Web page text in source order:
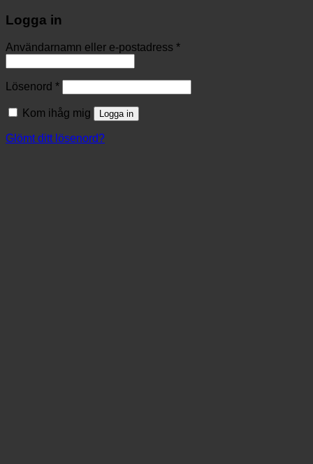
Logga in
Användarnamn eller e-postadress *
Lösenord *
Kom ihåg mig Logga in
Glömt ditt lösenord?